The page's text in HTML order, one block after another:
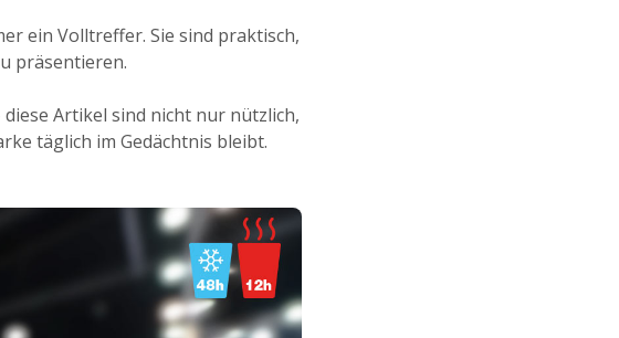
ein Volltreffer. Sie sind praktisch,
präsentieren.
diese Artikel sind nicht nur nützlich,
täglich im Gedächtnis bleibt.